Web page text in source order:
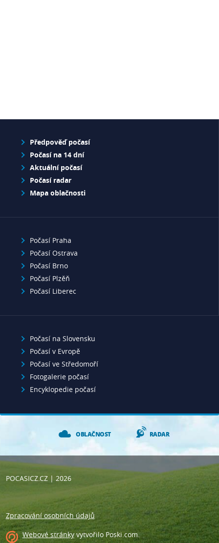
Předpověď počasí
Počasí na 14 dní
Aktuální počasí
Počasí radar
Mapa oblačnosti
Počasí Praha
Počasí Ostrava
Počasí Brno
Počasí Plzěň
Počasí Liberec
Počasí na Slovensku
Počasí v Evropě
Počasí ve Středomoří
Fotogalerie počasí
Encyklopedie počasí
OBLAČNOST RADAR
POCASICZ.CZ| 2026
Zpracování osobních údajů
Webové stránkyvytvořilo Poski.com .